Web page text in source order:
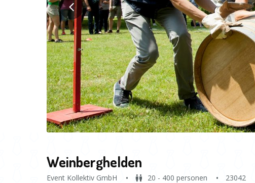
Weinberghelden
Event Kollektiv GmbH 20 - 400 personen 23042